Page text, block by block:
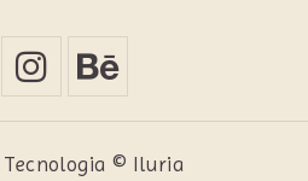
Tecnologia © Iluria